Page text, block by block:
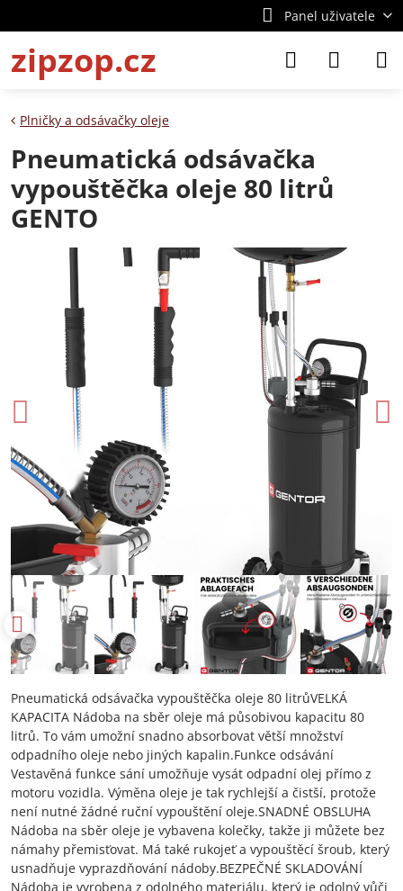
Panel uživatele
zipzop.cz
Plničky a odsávačky oleje
Pneumatická odsávačka
vypouštěčka oleje 80 litrů
GENTO
Pneumatická odsávačka vypouštěčka oleje 80 litrůVELKÁ
KAPACITA Nádoba na sběr oleje má působivou kapacitu 80
litrů. To vám umožní snadno absorbovat větší množství
odpadního oleje nebo jiných kapalin.Funkce odsávání
Vestavěná funkce sání umožňuje vysát odpadní olej přímo z
motoru vozidla. Výměna oleje je tak rychlejší a čistší, protože
není nutné žádné ruční vypouštění oleje.SNADNÉ OBSLUHA
Nádoba na sběr oleje je vybavena kolečky, takže ji můžete bez
námahy přemisťovat. Má také rukojeť a vypouštěcí šroub, který
usnadňuje vyprazdňování nádoby.BEZPEČNÉ SKLADOVÁNÍ
Nádoba je vyrobena z odolného materiálu, který je odolný vůči